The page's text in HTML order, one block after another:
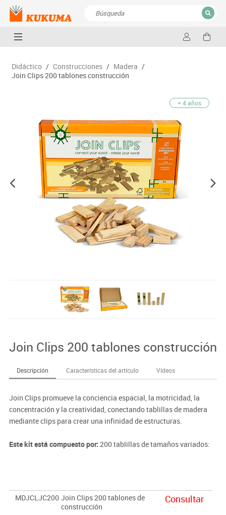
CERRAR
Didáctico / Construcciones / Madera /
Join Clips 200 tablones construcción
+ 4 años
Join Clips 200 tablones construcción
Descripción Características del artículo Vídeos
Join Clips promueve la conciencia espacial, la motricidad, la
concentración y la creatividad, conectando tablillas de madera
mediante clips para crear una infinidad de estructuras.
Este kit está compuesto por: 200 tablillas de tamaños variados:
MDJCLJC200 Join Clips 200 tablones de
construcción
Consultar